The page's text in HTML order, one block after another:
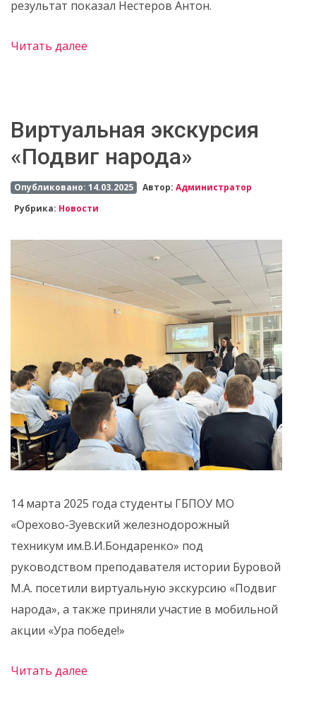
результат показал Нестеров Антон.
Читать далее
Виртуальная экскурсия
«Подвиг народа»
Опубликовано: 14.03.2025 Автор:Администратор
Рубрика: Новости
14 марта 2025 года студенты ГБПОУ МО
«Орехово-Зуевский железнодорожный
техникум им.В.И.Бондаренко» под
руководством преподавателя истории Буровой
М.А. посетили виртуальную экскурсию «Подвиг
народа», а также приняли участие в мобильной
акции «Ура победе!»
Читать далее